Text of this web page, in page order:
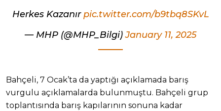
Herkes Kazanırpic.twitter.com/b9tbq8SKvL
— MHP (@MHP_Bilgi)January 11, 2025
Bahçeli, 7 Ocak’ta da yaptığı açıklamada barış
vurgulu açıklamalarda bulunmuştu. Bahçeli grup
toplantısında barış kapılarının sonuna kadar